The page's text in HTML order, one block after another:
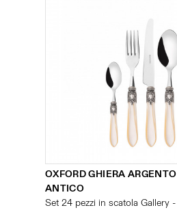
OXFORD GHIERA ARGENTO
ANTICO
Set 24 pezzi in scatola Gallery -